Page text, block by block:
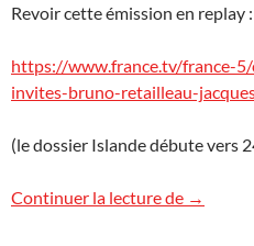
Revoir cette émission en replay :
https://www.france.tv/france-
invites-bruno-retailleau-
(le dossier Islande débute vers
Continuer la lecture de Islande
→